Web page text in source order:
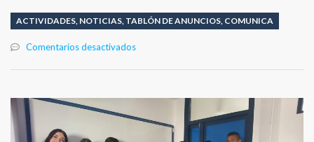
ACTIVIDADES, NOTICIAS, TABLÓN DE ANUNCIOS, COMUNICA
Comentarios desactivadosen
Alumnado
Diversificación